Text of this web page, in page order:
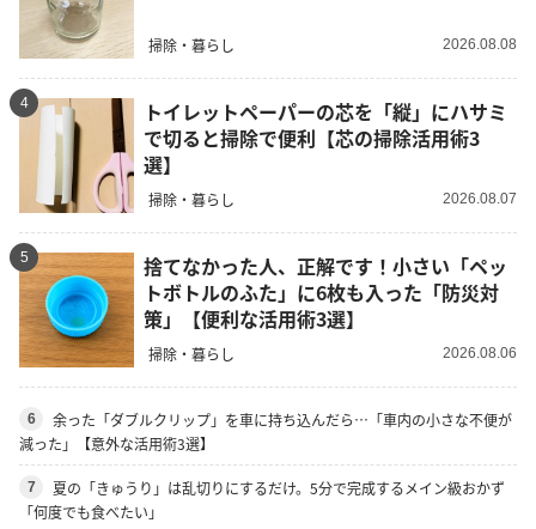
掃除・暮らし 2026.08.08
4
トイレットペーパーの芯を「縦」にハサミ
で切ると掃除で便利【芯の掃除活用術3
選】
掃除・暮らし 2026.08.07
5
捨てなかった人、正解です！小さい「ペッ
トボトルのふた」に6枚も入った「防災対
策」【便利な活用術3選】
掃除・暮らし 2026.08.06
6
余った「ダブルクリップ」を車に持ち込んだら…「車内の小さな不便が
減った」【意外な活用術3選】
7
夏の「きゅうり」は乱切りにするだけ。5分で完成するメイン級おかず
「何度でも食べたい」